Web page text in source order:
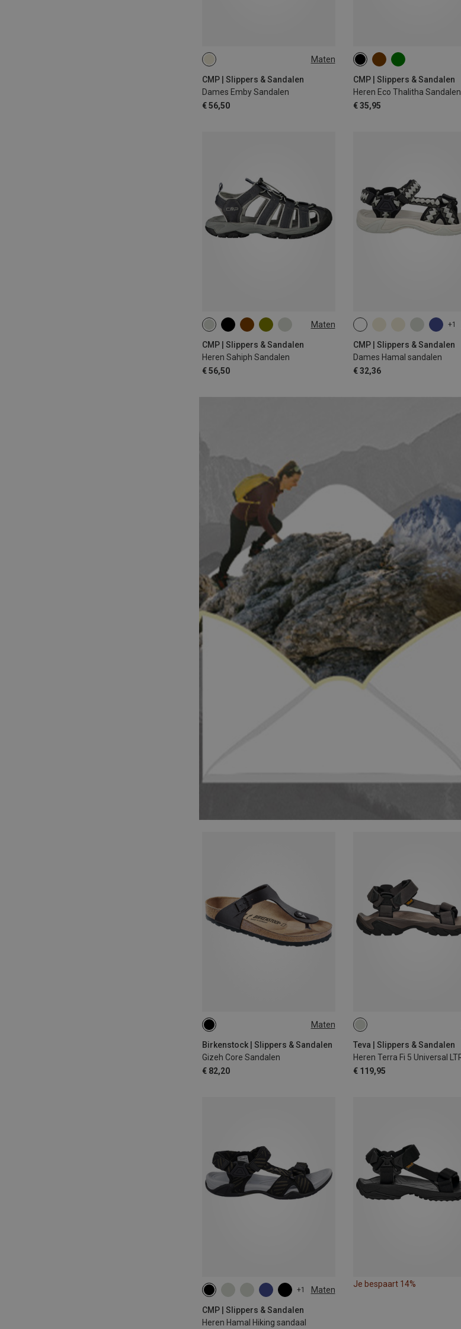
Maten
CMP | Slippers & Sandalen
Dames Emby Sandalen
€ 56,50
CMP | Slippers & Sandalen
Heren Eco Thalitha Sandalen
€ 35,95
Maten
CMP | Slippers & Sandalen
Heren Sahiph Sandalen
€ 56,50
+1
CMP | Slippers & Sandalen
Dames Hamal sandalen
€ 32,36
Maten
Birkenstock | Slippers & Sandalen
Gizeh Core Sandalen
€ 82,20
Teva | Slippers & Sandalen
€ 119,95
45.5
+1 Maten
CMP | Slippers & Sandalen
Heren Hamal Hiking sandaal
Je bespaart 14%